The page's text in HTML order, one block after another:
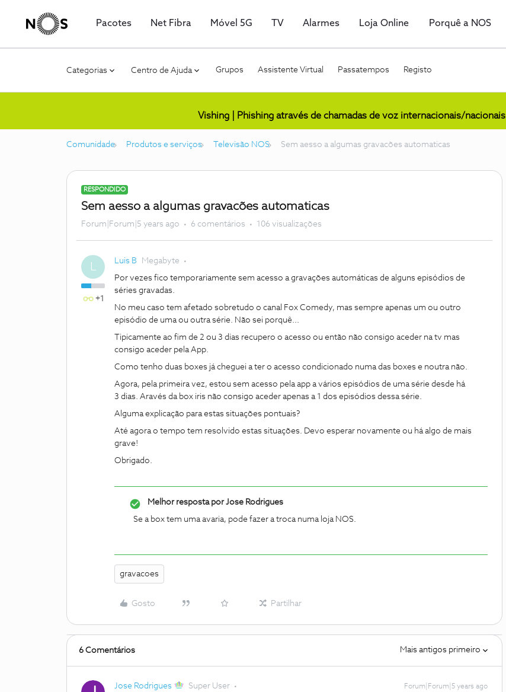
Pacotes Net Fibra Móvel 5G TV Alarmes Loja Online Porquê a NOS
Categorias Centro de Ajuda Grupos Assistente Virtual Passatempos Registo
Vishing | Phishing através de chamadas de voz internacionais/nacionais
Comunidade Produtos e serviços Televisão NOS Sem aesso a algumas gravacões automaticas
RESPONDIDO
Sem aesso a algumas gravacões automaticas
Forum|Forum|5 years ago 6 comentários 106 visualizações
L
+1
Luis B Megabyte
Por vezes fico temporariamente sem acesso a gravações automáticas de alguns episódios de
séries gravadas.
No meu caso tem afetado sobretudo o canal Fox Comedy, mas sempre apenas um ou outro
episódio de uma ou outra série. Não sei porquê...
Tipicamente ao fim de 2 ou 3 dias recupero o acesso ou então não consigo aceder na tv mas
consigo aceder pela App.
Como tenho duas boxes já cheguei a ter o acesso condicionado numa das boxes e noutra não.
Agora, pela primeira vez, estou sem acesso pela app a vários episódios de uma série desde há
3 dias. Aravés da box iris não consigo aceder apenas a 1 dos episódios dessa série.
Alguma explicação para estas situações pontuais?
Até agora o tempo tem resolvido estas situações. Devo esperar novamente ou há algo de mais
grave!
Obrigado.
Melhor resposta porJose Rodrigues
Se a box tem uma avaria, pode fazer a troca numa loja NOS.
gravacoes
Gosto Partilhar
6 Comentários Mais antigos primeiro
Jose Rodrigues Super User Forum|Forum|5 years ago